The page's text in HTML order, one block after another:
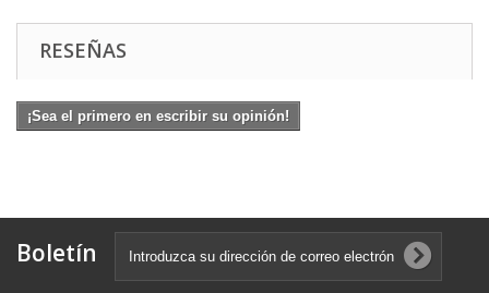
RESEÑAS
¡Sea el primero en escribir su opinión!
Boletín